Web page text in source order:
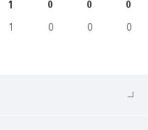
1 0 0 0
1 0 0 0